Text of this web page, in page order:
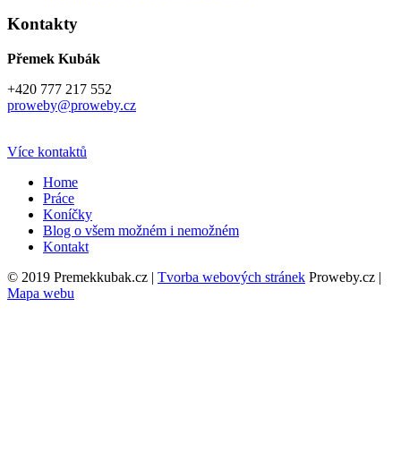
Kontakty
Přemek Kubák
+420 777 217 552
proweby@proweby.cz
Více kontaktů
Home
Práce
Koníčky
Blog o všem možném i nemožném
Kontakt
© 2019 Premekkubak.cz | Tvorba webových stránek Proweby.cz |
Mapa webu